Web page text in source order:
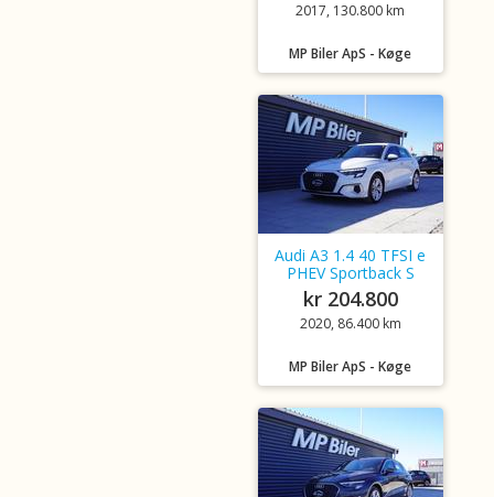
2017, 130.800 km
MP Biler ApS - Køge
Audi A3 1.4 40 TFSI e
PHEV Sportback S
kr 204.800
2020, 86.400 km
MP Biler ApS - Køge